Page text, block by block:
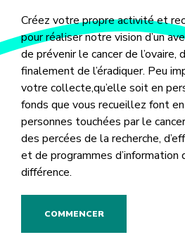
Créez votre propre activité et
pour réaliser notre vision d’un
de prévenir le cancer de l’ovaire,
finalement de l’éradiquer. Peu
votre collecte,qu’elle soit en
fonds que vous recueillez font
personnes touchées par le
des percées de la recherche,
et de programmes d’information
différence.
COMMENCER